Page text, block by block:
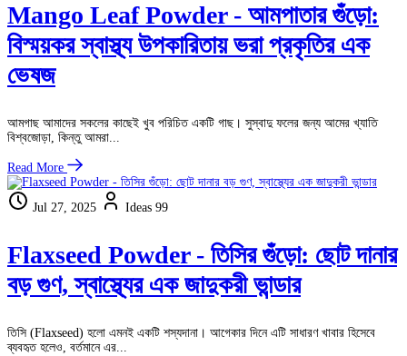
Mango Leaf Powder - আমপাতার গুঁড়ো:
বিস্ময়কর স্বাস্থ্য উপকারিতায় ভরা প্রকৃতির এক
ভেষজ
আমগাছ আমাদের সকলের কাছেই খুব পরিচিত একটি গাছ। সুস্বাদু ফলের জন্য আমের খ্যাতি
বিশ্বজোড়া, কিন্তু আমরা...
Read More
Jul 27, 2025 Ideas 99
Flaxseed Powder - তিসির গুঁড়ো: ছোট দানার
বড় গুণ, স্বাস্থ্যের এক জাদুকরী ভান্ডার
তিসি (Flaxseed) হলো এমনই একটি শস্যদানা। আগেকার দিনে এটি সাধারণ খাবার হিসেবে
ব্যবহৃত হলেও, বর্তমানে এর...